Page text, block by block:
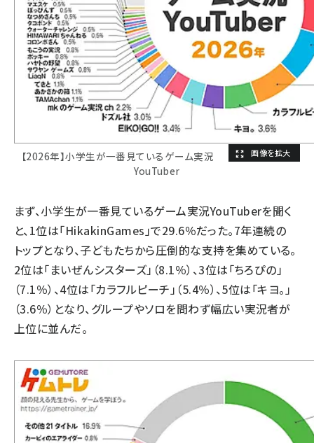
【2026年】小学生が一番見ているゲーム実況
YouTuber
まず、小学生が一番見ているゲーム実況YouTuberを聞く
と、1位は「HikakinGames」で29.6％だった。7年連続の
トップとなり、子どもたちから圧倒的な支持を集めている。
2位は「まいぜんシスターズ」（8.1％）、3位は「ちろぴの」
（7.1％）、4位は「カラフルピーチ」（5.4％）、5位は「キヨ。」
（3.6％）となり、グループやソロを問わず幅広い実況者が
上位に並んだ。